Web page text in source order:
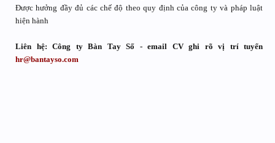
Được hưởng đầy đủ các chế độ theo quy định của công ty và pháp luật
hiện hành
Liên hệ: Công ty Bàn Tay Số - email CV ghi rõ vị trí tuyển
hr@bantayso.com